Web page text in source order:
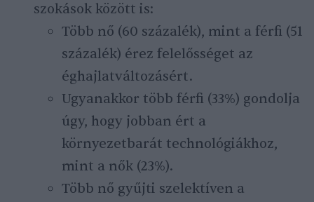
szokások között is:
Több nő (60 százalék), mint a férfi (51
százalék) érez felelősséget az
éghajlatváltozásért.
Ugyanakkor több férfi (33%) gondolja
úgy, hogy jobban ért a
környezetbarát technológiákhoz,
mint a nők (23%).
Több nő gyűjti szelektíven a